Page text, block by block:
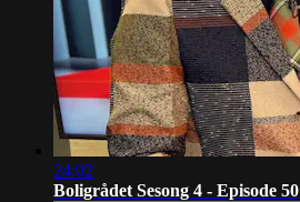
24:02
Boligrådet Sesong 4 - Episode 50